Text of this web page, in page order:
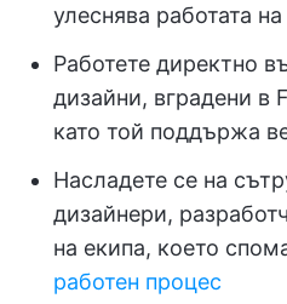
улеснява работата
Работете директно
дизайни, вградени в
като той поддържа
Насладете се на
дизайнери,
на екипа, което
работен процес